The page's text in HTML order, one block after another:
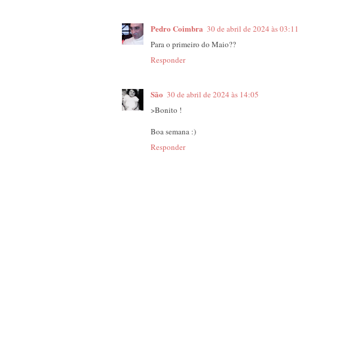
Pedro Coimbra 30 de abril de 2024 às 03:11
Para o primeiro do Maio??
Responder
São 30 de abril de 2024 às 14:05
>Bonito !
Boa semana :)
Responder